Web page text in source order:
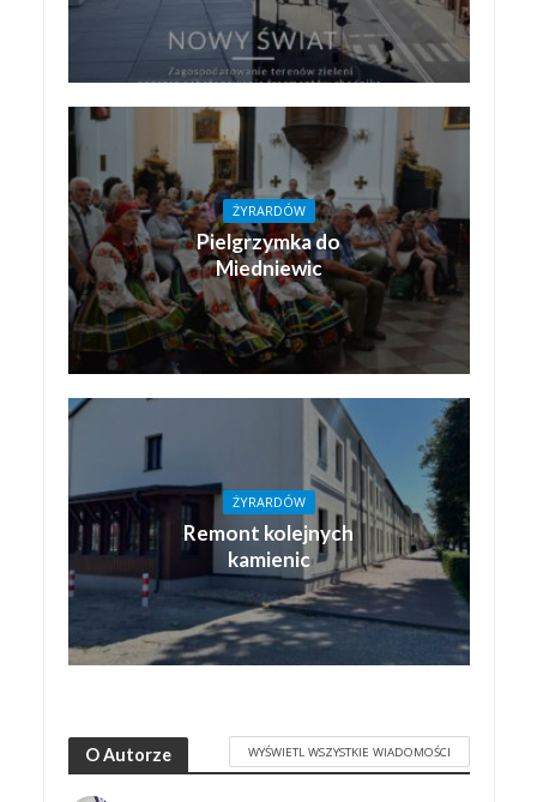
ŻYRARDÓW
Pielgrzymka do
Miedniewic
ŻYRARDÓW
Remont kolejnych
kamienic
O Autorze WYŚWIETL WSZYSTKIE WIADOMOŚCI